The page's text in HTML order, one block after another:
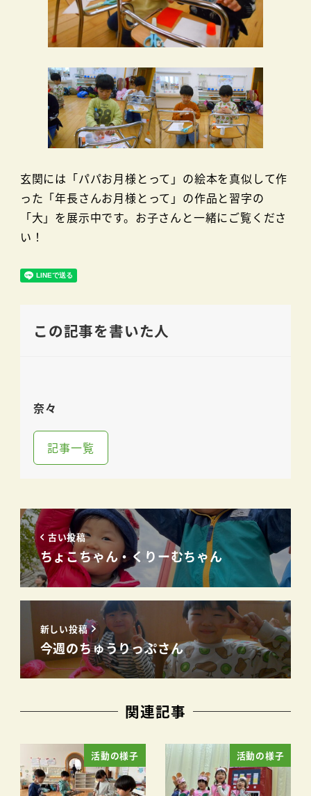
玄関には「パパお月様とって」の絵本を真似して作
った「年長さんお月様とって」の作品と習字の
「大」を展示中です。お子さんと一緒にご覧くださ
い！
この記事を書いた人
奈々
記事一覧
古い投稿
ちょこちゃん・くりーむちゃん
新しい投稿
今週のちゅうりっぷさん
関連記事
活動の様子 活動の様子